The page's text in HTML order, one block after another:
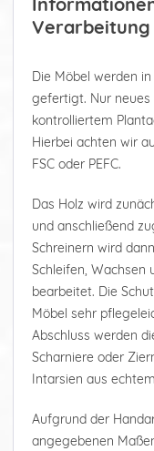
Verarbeitung
Die Möbel werden
gefertigt. Nur neues
kontrolliertem
Hierbei achten wir
FSC oder PEFC.
Das Holz wird
und anschließend
Schreinern wird
Schleifen, Wachsen
bearbeitet. Die
Möbel sehr
Abschluss werden
Scharniere oder
Intarsien aus
Aufgrund der
angegebenen